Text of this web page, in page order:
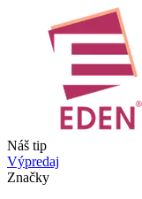
Náš tip
Výpredaj
Značky